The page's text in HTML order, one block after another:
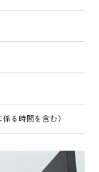
る時間を含む）